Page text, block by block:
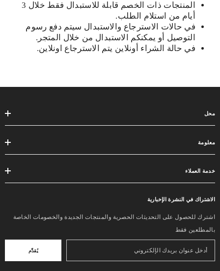
المنتجات ذات الخصم قابلة للاستبدال فقط خلال 3
أيام من استلام الطلب.
في حالات الاسترجاع والاستبدال سيتم دفع رسوم
التوصيل أو يمكنكم الاستبدال من خلال المتجر.
في حالة الشراء أونلاين يتم الاسترجاع اونلاين.
محل
معلومة
خدمة العملاء
الاشتراك في النشرة الإخبارية
اشترك للحصول على التحديثات الحصرية والمنتجات الجديدة والخصومات الخاصة
بالمطلعين فقط
يُقدِّم